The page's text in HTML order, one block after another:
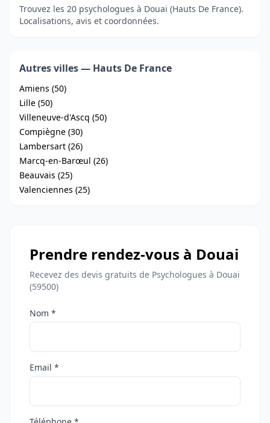
Trouvez les 20 psychologues à Douai (Hauts De France).
Localisations, avis et coordonnées.
Autres villes — Hauts De France
Amiens (50)
Lille (50)
Villeneuve-d'Ascq (50)
Compiègne (30)
Lambersart (26)
Marcq-en-Barœul (26)
Beauvais (25)
Valenciennes (25)
Prendre rendez-vous à Douai
Recevez des devis gratuits de Psychologues à Douai
(59500)
Nom *
Email *